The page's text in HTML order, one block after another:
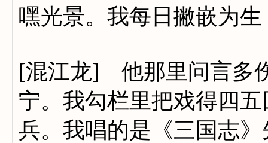
嘿光景。我每日撇嵌为
[混江龙] 他那里问言多
宁。我勾栏里把戏得四
兵。我唱的是《三国志